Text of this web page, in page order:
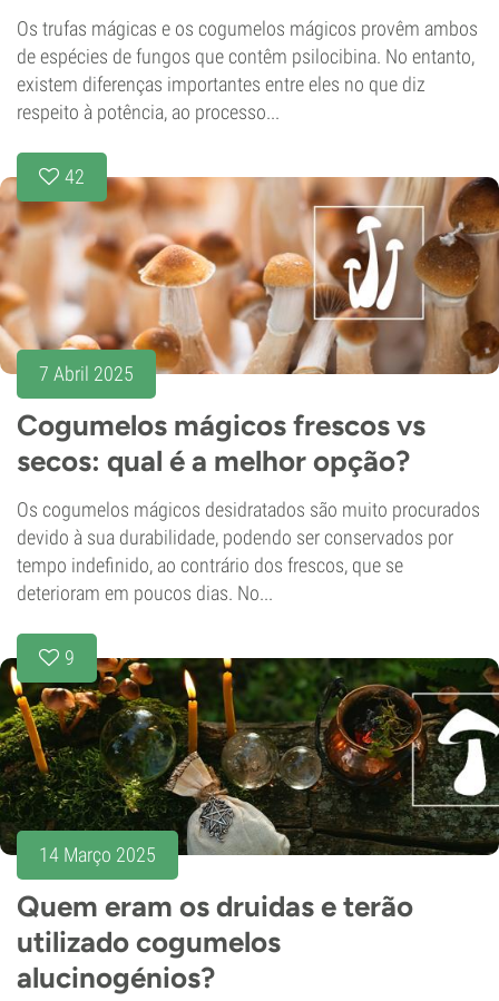
Os trufas mágicas e os cogumelos mágicos provêm ambos
de espécies de fungos que contêm psilocibina. No entanto,
existem diferenças importantes entre eles no que diz
respeito à potência, ao processo...
42
7 Abril 2025
Cogumelos mágicos frescos vs
secos: qual é a melhor opção?
Os cogumelos mágicos desidratados são muito procurados
devido à sua durabilidade, podendo ser conservados por
tempo indefinido, ao contrário dos frescos, que se
deterioram em poucos dias. No...
9
14 Março 2025
Quem eram os druidas e terão
utilizado cogumelos
alucinogénios?